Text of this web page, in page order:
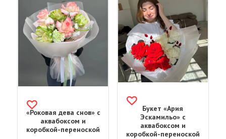
«Роковая дева снов» с
аквабоксом и
коробкой-переноской
Букет «‎Ария
Эскамильо» с
аквабоксом и
коробкой-переноской